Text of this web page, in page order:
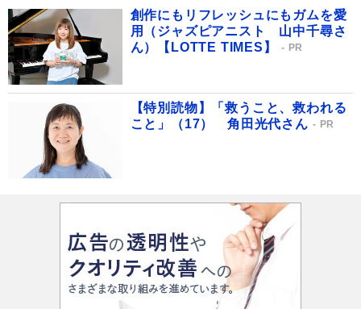
創作にもリフレッシュにもガムを愛
用（ジャズピアニスト 山中千尋さ
ん）【LOTTE TIMES】
PR
【特別読物】「救うこと、救われる
こと」（17） 角田光代さん
PR